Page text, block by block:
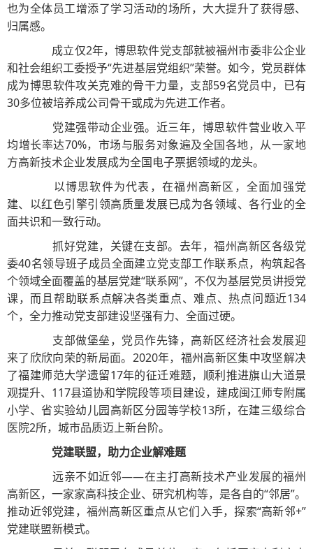
也为全体员工增添了学习活动的场所，大大提升了获得感、
归属感。
成立仅2年，博思软件党支部就被福州市委非公企业
和社会组织工委授予“先进基层党组织”荣誉。如今，党员群体
成为博思软件攻关克难的骨干力量，支部59名党员中，已有
30多位被培养成公司骨干或成为先进工作者。
党建强带动企业强。近三年，博思软件营业收入平
均增长率达70%，市场与服务对象遍及全国各地，从一家地
方高新技术企业发展成为全国电子票据领域的龙头。
以博思软件为代表，在福州高新区，全面加强党
建、以红色引擎引领高质量发展已成为各领域、各行业的全
面共识和一致行动。
抓好党建，关键在支部。去年，福州高新区各级党
委40名领导班子成员全面建立党支部工作联系点，构筑起各
个领域全面覆盖的基层党建“联系网”，不仅为基层党员讲授党
课，而且帮助联系点解决各类重点、难点、热点问题近134
个，全力推动党支部建设坚强有力、全面过硬。
支部做堡垒，党员作先锋，高新区经济社会发展迎
来了欣欣向荣的新局面。2020年，福州高新区集中攻坚解决
了福建师范大学遗留17年的征迁难题，顺利推进旗山大道景
观提升、117县道协和学院段等项目建设，建成闽江师专附属
小学、省实验幼儿园高新区分园等学校13所，在建三级综合
医院2所，城市品质迈上新台阶。
党建联盟，助力企业解难题
远亲不如近邻——在主打高新技术产业发展的福州
高新区，一家家高科技企业、研究机构等，是各自的“邻居”。
推动近邻党建，福州高新区重点从它们入手，探索“高新邻+”
党建联盟新模式。